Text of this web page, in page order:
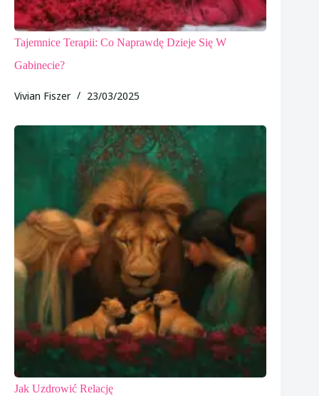
Tajemnice Terapii: Co Naprawdę Dzieje Się W
Gabinecie?
Vivian Fiszer 23/03/2025
Jak Uzdrowić Relację